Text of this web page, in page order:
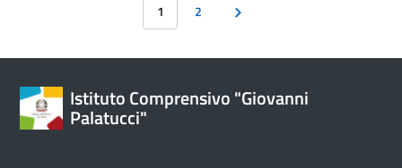
1 2
Istituto Comprensivo "Giovanni
Palatucci"